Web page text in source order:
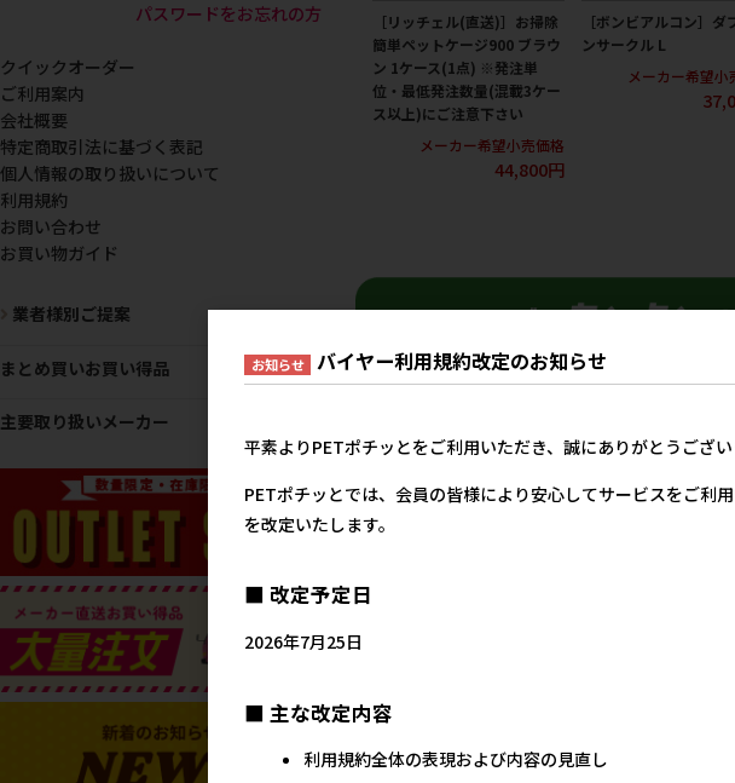
［リッチェル(直送)］お掃除
簡単ペットケージ900 ブラウ
ン 1ケース(1点) ※発注単
位・最低発注数量(混載3ケー
ス以上)にご注意下さい
メーカー希望小売価格
44,800円
［ボンビアルコン］ダ
ンサークル L
メーカー希望小
おすすめ商品
パスワードをお忘れの方
クイックオーダー
ご利用案内
会社概要
特定商取引法に基づく表記
個人情報の取り扱いについて
利用規約
お問い合わせ
お買い物ガイド
業者様別ご提案
まとめ買いお買い得品
主要取り扱いメーカー
お知らせ バイヤー利用規約改定のお知らせ
平素よりPETポチッとをご利用いただき、誠にありがとうござい
PETポチッとでは、会員の皆様により安心してサービスをご利
を改定いたします。
■ 改定予定日
2026年7月25日
■ 主な改定内容
利用規約全体の表現および内容の見直し